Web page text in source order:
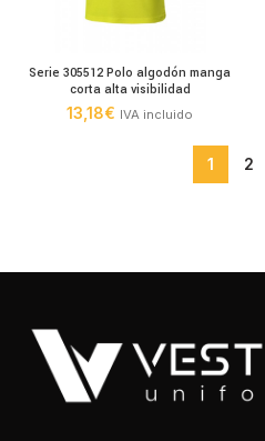
Serie 305512 Polo algodón manga
corta alta visibilidad
13,18€ IVA incluido
1 2